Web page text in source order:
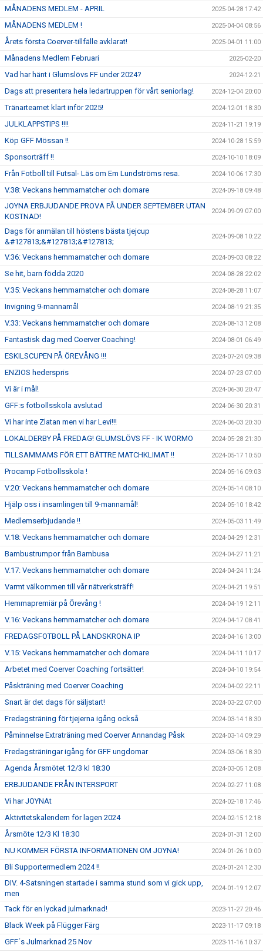
MÅNADENS MEDLEM - APRIL 2025-04-28 17:42
MÅNADENS MEDLEM ! 2025-04-04 08:56
Årets första Coerver-tillfälle avklarat! 2025-04-01 11:00
Månadens Medlem Februari 2025-02-20
Vad har hänt i Glumslövs FF under 2024? 2024-12-21
Dags att presentera hela ledartruppen för vårt seniorlag! 2024-12-04 20:00
Tränarteamet klart inför 2025! 2024-12-01 18:30
JULKLAPPSTIPS !!!! 2024-11-21 19:19
Köp GFF Mössan !! 2024-10-28 15:59
Sponsorträff !! 2024-10-10 18:09
Från Fotboll till Futsal- Läs om Em Lundströms resa. 2024-10-06 17:30
V.38: Veckans hemmamatcher och domare 2024-09-18 09:48
JOYNA ERBJUDANDE PROVA PÅ UNDER SEPTEMBER UTAN
KOSTNAD!
2024-09-09 07:00
Dags för anmälan till höstens bästa tjejcup
&#127813;&#127813;&#127813;
2024-09-08 10:22
V.36: Veckans hemmamatcher och domare 2024-09-03 08:22
Se hit, barn födda 2020 2024-08-28 22:02
V.35: Veckans hemmamatcher och domare 2024-08-28 11:07
Invigning 9-mannamål 2024-08-19 21:35
V.33: Veckans hemmamatcher och domare 2024-08-13 12:08
Fantastisk dag med Coerver Coaching! 2024-08-01 06:49
ESKILSCUPEN PÅ ÖREVÅNG !!! 2024-07-24 09:38
ENZIOS hederspris 2024-07-23 07:00
Vi är i mål! 2024-06-30 20:47
GFF:s fotbollsskola avslutad 2024-06-30 20:31
Vi har inte Zlatan men vi har Levi!!! 2024-06-03 20:30
LOKALDERBY PÅ FREDAG! GLUMSLÖVS FF - IK WORMO 2024-05-28 21:30
TILLSAMMAMS FÖR ETT BÄTTRE MATCHKLIMAT !! 2024-05-17 10:50
Procamp Fotbollsskola ! 2024-05-16 09:03
V.20: Veckans hemmamatcher och domare 2024-05-14 08:10
Hjälp oss i insamlingen till 9-mannamål! 2024-05-10 18:42
Medlemserbjudande !! 2024-05-03 11:49
V.18: Veckans hemmamatcher och domare 2024-04-29 12:31
Bambustrumpor från Bambusa 2024-04-27 11:21
V.17: Veckans hemmamatcher och domare 2024-04-24 11:24
Varmt välkommen till vår nätverksträff! 2024-04-21 19:51
Hemmapremiär på Örevång ! 2024-04-19 12:11
V.16: Veckans hemmamatcher och domare 2024-04-17 08:41
FREDAGSFOTBOLL PÅ LANDSKRONA IP 2024-04-16 13:00
V.15: Veckans hemmamatcher och domare 2024-04-11 10:17
Arbetet med Coerver Coaching fortsätter! 2024-04-10 19:54
Påskträning med Coerver Coaching 2024-04-02 22:11
Snart är det dags för säljstart! 2024-03-22 07:00
Fredagsträning för tjejerna igång också 2024-03-14 18:30
Påminnelse Extraträning med Coerver Annandag Påsk 2024-03-14 09:29
Fredagsträningar igång för GFF ungdomar 2024-03-06 18:30
Agenda Årsmötet 12/3 kl 18:30 2024-03-05 12:08
ERBJUDANDE FRÅN INTERSPORT 2024-02-27 11:08
Vi har JOYNAt 2024-02-18 17:46
Aktivitetskalendern för lagen 2024 2024-02-15 12:18
Årsmöte 12/3 Kl 18:30 2024-01-31 12:00
NU KOMMER FÖRSTA INFORMATIONEN OM JOYNA! 2024-01-26 10:00
Bli Supportermedlem 2024 !! 2024-01-24 12:30
DIV. 4-Satsningen startade i samma stund som vi gick upp,
men
2024-01-19 12:07
Tack för en lyckad julmarknad! 2023-11-27 20:46
Black Week på Flügger Färg 2023-11-17 09:18
GFF´s Julmarknad 25 Nov 2023-11-16 10:37